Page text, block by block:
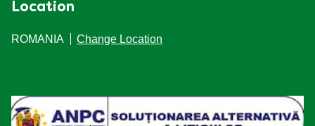
Location
ROMANIA Change Location